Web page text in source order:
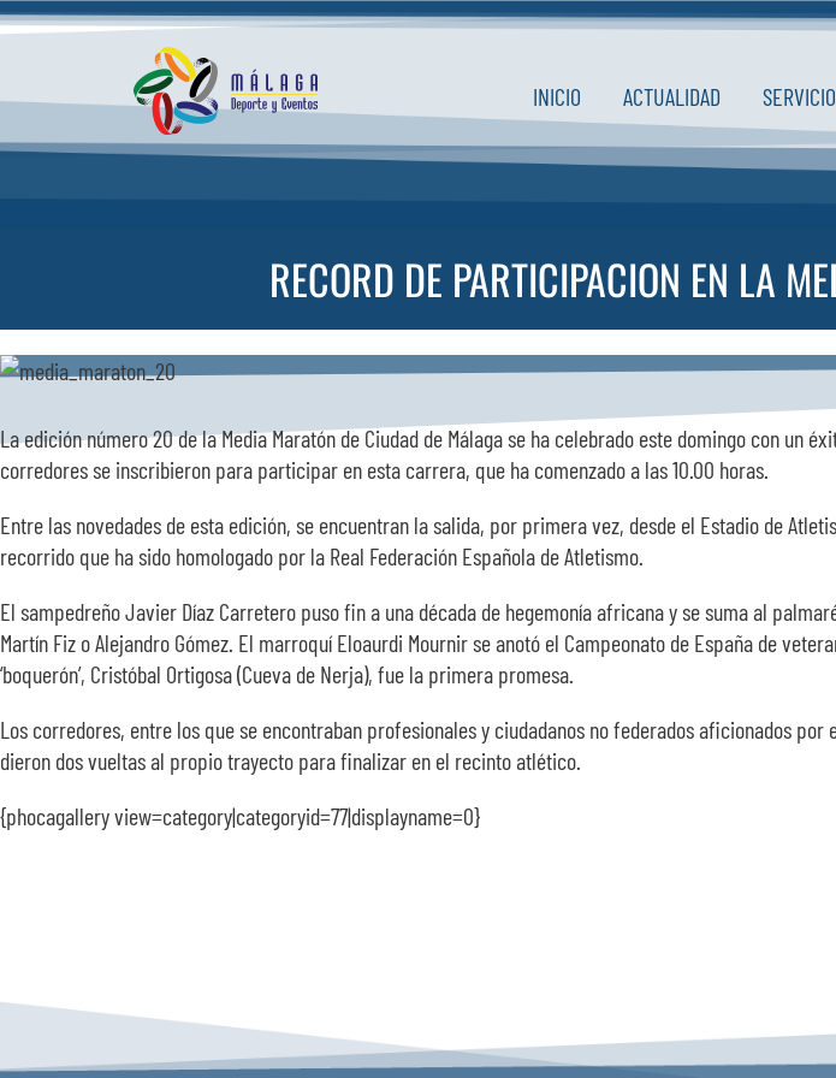
Saltar
INICIO ACTUALIDAD
RECORD DE PARTICIPACION EN LA
La edición número 20 de la Media Maratón de Ciudad de Málaga se ha celebrado este domingo con un
corredores se inscribieron para participar en esta carrera, que ha comenzado a las 10.00 horas.
Entre las novedades de esta edición, se encuentran la salida, por primera vez, desde el Estadio de
recorrido que ha sido homologado por la Real Federación Española de Atletismo.
El sampedreño Javier Díaz Carretero puso fin a una década de hegemonía africana y se suma al
Martín Fiz o Alejandro Gómez. El marroquí Eloaurdi Mournir se anotó el Campeonato de España de
‘boquerón’, Cristóbal Ortigosa (Cueva de Nerja), fue la primera promesa.
Los corredores, entre los que se encontraban profesionales y ciudadanos no federados aficionados
dieron dos vueltas al propio trayecto para finalizar en el recinto atlético.
{phocagallery view=category|categoryid=77|displayname=0}